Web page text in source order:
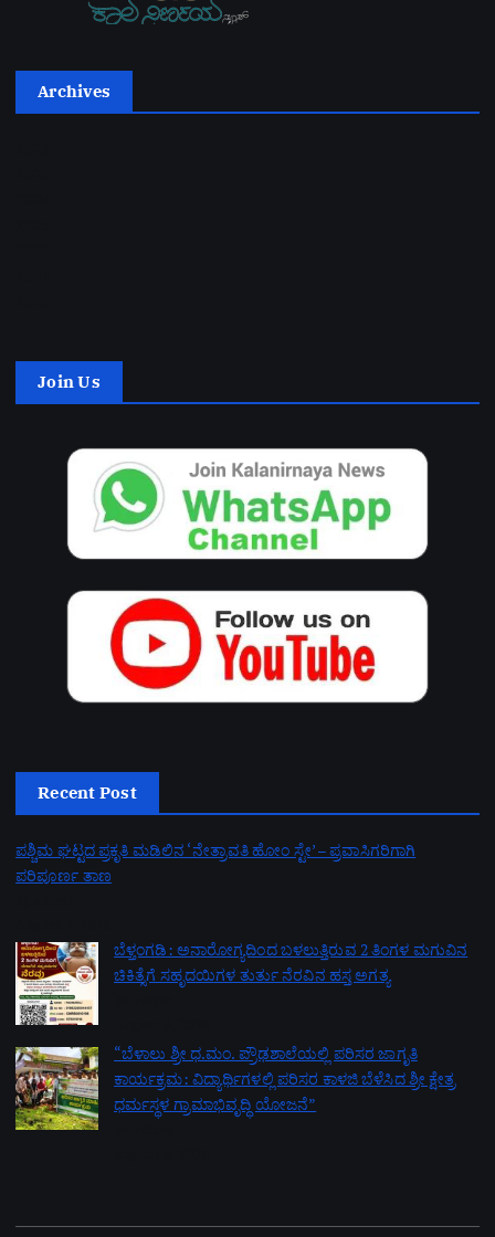
Archives
Join Us
Recent Post
ಪಶ್ಚಿಮ ಘಟ್ಟದ ಪ್ರಕೃತಿ ಮಡಿಲಿನ ‘ನೇತ್ರಾವತಿ ಹೋಂ ಸ್ಟೇ’ – ಪ್ರವಾಸಿಗರಿಗಾಗಿ
ಪರಿಪೂರ್ಣ ತಾಣ
ಬೆಳ್ತಂಗಡಿ: ಅನಾರೋಗ್ಯದಿಂದ ಬಳಲುತ್ತಿರುವ 2 ತಿಂಗಳ ಮಗುವಿನ
ಚಿಕಿತ್ಸೆಗೆ ಸಹೃದಯಿಗಳ ತುರ್ತು ನೆರವಿನ ಹಸ್ತ ಅಗತ್ಯ
“ಬೆಳಾಲು ಶ್ರೀ ಧ.ಮಂ. ಪ್ರೌಢಶಾಲೆಯಲ್ಲಿ ಪರಿಸರ ಜಾಗೃತಿ
ಕಾರ್ಯಕ್ರಮ: ವಿದ್ಯಾರ್ಥಿಗಳಲ್ಲಿ ಪರಿಸರ ಕಾಳಜಿ ಬೆಳೆಸಿದ ಶ್ರೀ ಕ್ಷೇತ್ರ
ಧರ್ಮಸ್ಥಳ ಗ್ರಾಮಾಭಿವೃದ್ಧಿ ಯೋಜನೆ”